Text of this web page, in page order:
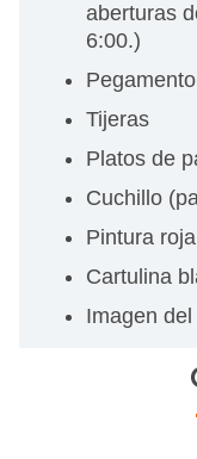
aberturas
6:00.)
Tijeras
Platos de
Cuchillo
Pintura
Cartulina
Imagen